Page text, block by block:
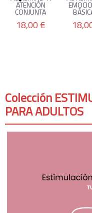
Colección
PARA ADULTOS
ATENCIÓN
CONJUNTA
18,00 €